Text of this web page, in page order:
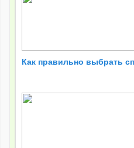
Как правильно выбрать